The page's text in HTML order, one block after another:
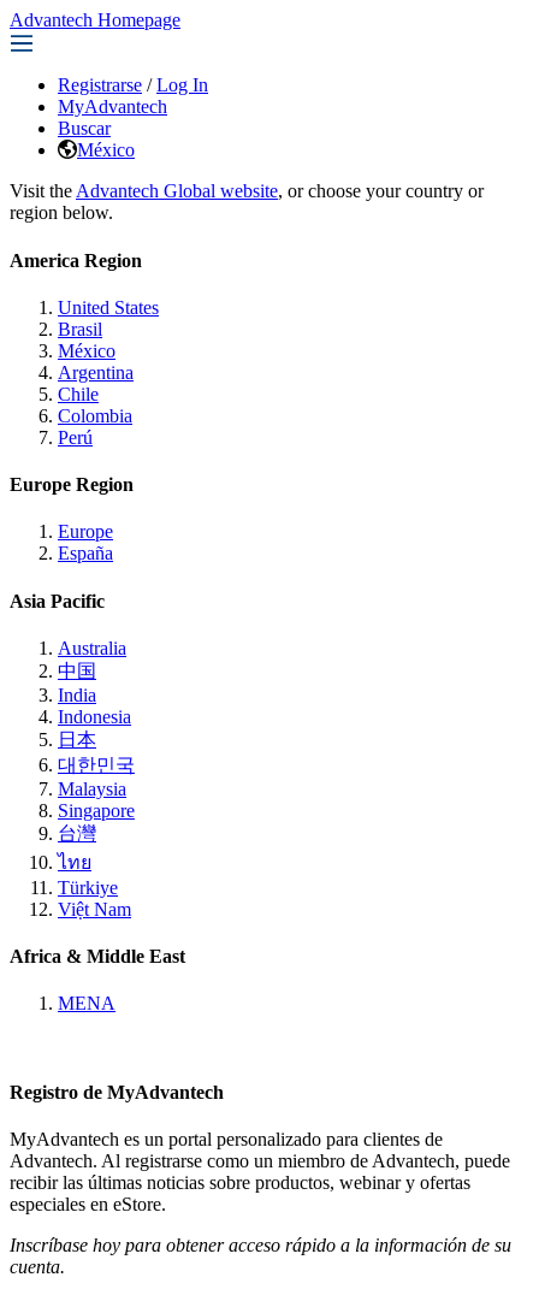
Advantech Homepage
Registrarse / Log In
MyAdvantech
Buscar
México
Visit the Advantech Global website, or choose your country or
region below.
America Region
United States
Brasil
México
Argentina
Chile
Colombia
Perú
Europe Region
Europe
España
Asia Pacific
Australia
中国
India
Indonesia
日本
대한민국
Malaysia
Singapore
台灣
ไทย
Türkiye
Việt Nam
Africa & Middle East
MENA
Registro de MyAdvantech
MyAdvantech es un portal personalizado para clientes de
Advantech. Al registrarse como un miembro de Advantech, puede
recibir las últimas noticias sobre productos, webinar y ofertas
especiales en eStore.
Inscríbase hoy para obtener acceso rápido a la información de su
cuenta.